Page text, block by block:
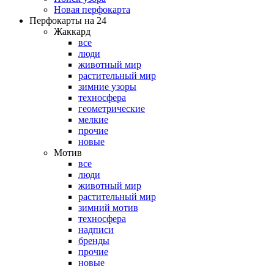
Новая перфокарта
Перфокарты на 24
Жаккард
все
люди
животный мир
растительный мир
зимние узоры
техносфера
геометрические
мелкие
прочие
новые
Мотив
все
люди
животный мир
растительный мир
зимний мотив
техносфера
надписи
бренды
прочие
новые